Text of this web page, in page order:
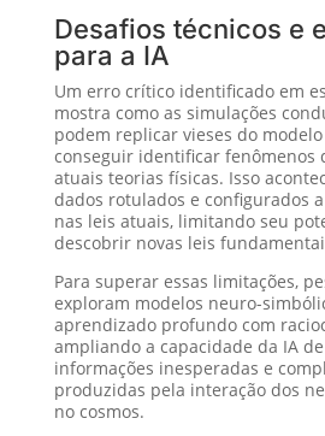
Desafios técnicos e
para a IA
Um erro crítico identificado em
mostra como as simulações
podem replicar vieses do
conseguir identificar fenômenos
atuais teorias físicas. Isso
dados rotulados e configurados
nas leis atuais, limitando seu
descobrir novas leis
Para superar essas limitações,
exploram modelos neuro-
aprendizado profundo com
ampliando a capacidade da IA
informações inesperadas e
produzidas pela interação dos
no cosmos.